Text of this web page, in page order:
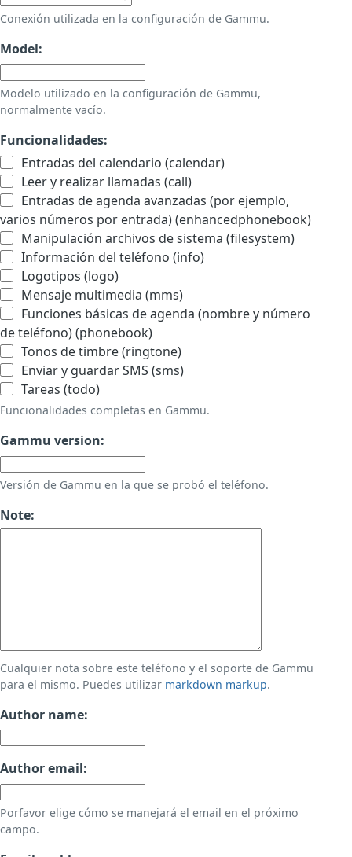
Conexión utilizada en la configuración de Gammu.
Model:
Modelo utilizado en la configuración de Gammu,
normalmente vacío.
Funcionalidades:
Entradas del calendario (calendar)
Leer y realizar llamadas (call)
Entradas de agenda avanzadas (por ejemplo,
varios números por entrada) (enhancedphonebook)
Manipulación archivos de sistema (filesystem)
Información del teléfono (info)
Logotipos (logo)
Mensaje multimedia (mms)
Funciones básicas de agenda (nombre y número
de teléfono) (phonebook)
Tonos de timbre (ringtone)
Enviar y guardar SMS (sms)
Tareas (todo)
Funcionalidades completas en Gammu.
Gammu version:
Versión de Gammu en la que se probó el teléfono.
Note:
Cualquier nota sobre este teléfono y el soporte de Gammu
para el mismo. Puedes utilizar markdown markup.
Author name:
Author email:
Porfavor elige cómo se manejará el email en el próximo
campo.